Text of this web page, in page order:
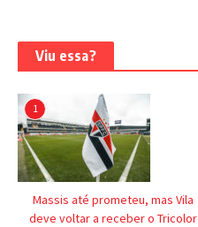
Viu essa?
1
Massis até prometeu, mas Vila
deve voltar a receber o Tricolor